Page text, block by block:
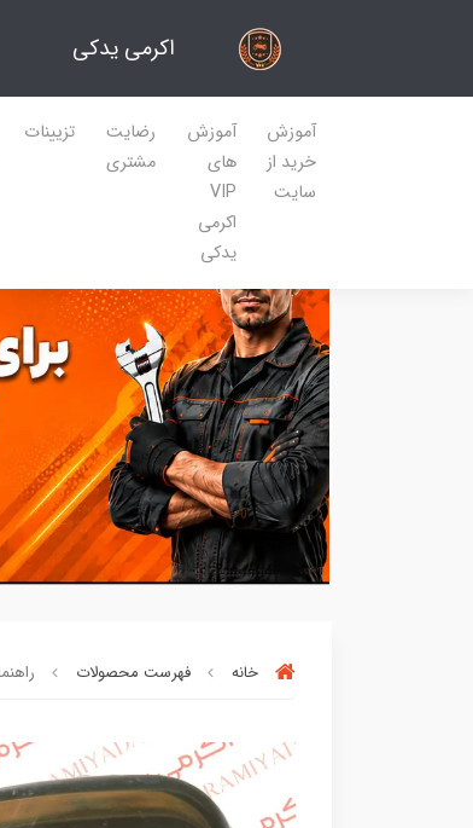
اکرمی یدکی
آموزش
خرید از
سایت
آموزش
های
VIP
اکرمی
یدکی
رضایت
مشتری
تزیینات
خانه فهرست محصولات راهنمای